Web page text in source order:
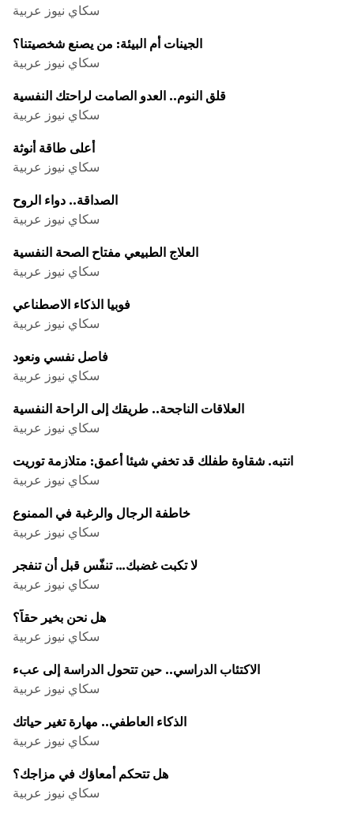
سكاي نيوز عربية
الجينات أم البيئة: من يصنع شخصيتنا؟
سكاي نيوز عربية
قلق النوم.. العدو الصامت لراحتك النفسية
سكاي نيوز عربية
أعلى طاقة أنوثة
سكاي نيوز عربية
الصداقة.. دواء الروح
سكاي نيوز عربية
العلاج الطبيعي مفتاح الصحة النفسية
سكاي نيوز عربية
فوبيا الذكاء الاصطناعي
سكاي نيوز عربية
فاصل نفسي ونعود
سكاي نيوز عربية
العلاقات الناجحة.. طريقك إلى الراحة النفسية
سكاي نيوز عربية
انتبه. شقاوة طفلك قد تخفي شيئا أعمق: متلازمة توريت
سكاي نيوز عربية
خاطفة الرجال والرغبة في الممنوع
سكاي نيوز عربية
لا تكبت غضبك… تنفّس قبل أن تنفجر
سكاي نيوز عربية
هل نحن بخير حقاً؟
سكاي نيوز عربية
الاكتئاب الدراسي.. حين تتحول الدراسة إلى عبء
سكاي نيوز عربية
الذكاء العاطفي.. مهارة تغير حياتك
سكاي نيوز عربية
هل تتحكم أمعاؤك في مزاجك؟
سكاي نيوز عربية